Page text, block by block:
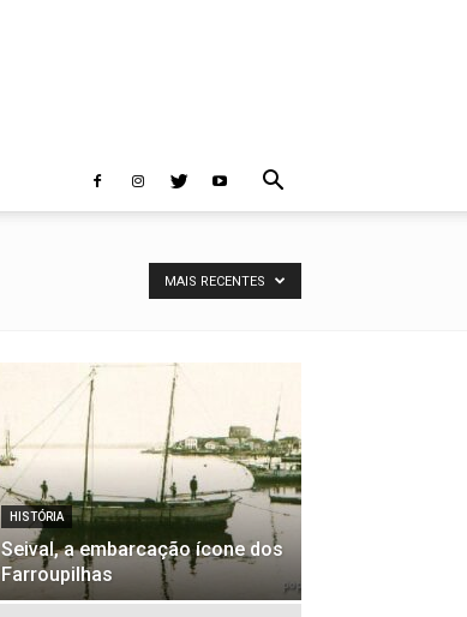
MAIS RECENTES
HISTÓRIA
Seival, a embarcação ícone dos
Farroupilhas